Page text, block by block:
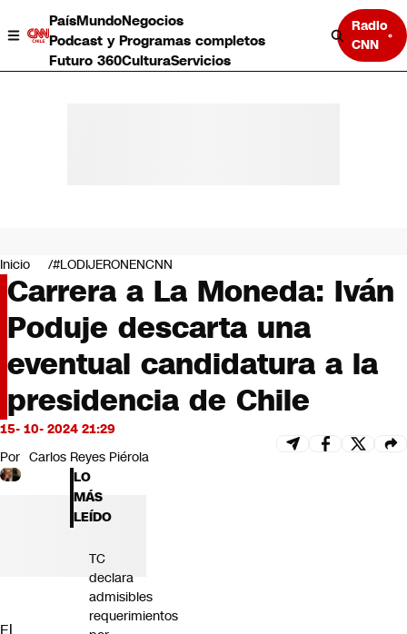
PaísMundoNegocios
Podcast y Programas completos
Futuro 360CulturaServicios
Radio
CNN
Negocios
Deportes
Programas completos
Cultura
Servicios
Bits
CNN tiempo
Futuro 360
Inicio #LODIJERONENCNN
Carrera a La Moneda: Iván
Poduje descarta una
eventual candidatura a la
presidencia de Chile
15- 10- 2024 21:29
Por Carlos Reyes Piérola
LO
MÁS
LEÍDO
TC
declara
admisibles
requerimientos